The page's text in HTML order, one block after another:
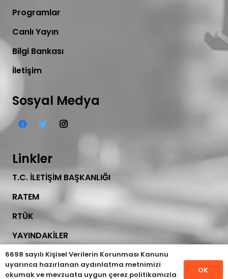
Programlar
Canlı Yayın
Bilgi Bankası
İletişim
Sosyal Medya
Linkler
T.C. İLETİŞİM BAŞKANLIĞI
RATEM
RTÜK
YAYINDAKİLER
İletişim
6698 sayılı Kişisel Verilerin Korunması Kanunu
uyarınca hazırlanan aydınlatma metnimizi
okumak ve mevzuata uygun çerez politikamızla
OK